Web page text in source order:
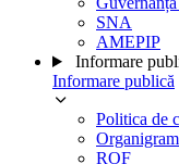
SNA
AMEPIP
Informare
Informare publică
Politica de
ROF